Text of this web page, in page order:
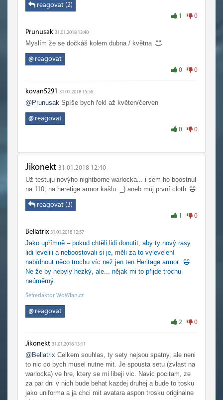
reagovat (2)
1 0
Prunusak 31.01.2018 13:40
Myslím že se dočkáš kolem dubna / května
@reagovat
0 0
kovan5291 31.01.2018 15:56
@Prunusak Spíše bych řekl až květen/červen
@reagovat
0 0
Jikonekt 31.01.2018 12:40
Už testuju novýho nightborne warlocka... i sem ho boostnul
na 110, na heretige armor kašlu :_) aneb můj první cloth
reagovat (3)
1 0
Bellatrix 31.01.2018 12:57
Jako upřímně – pokud chtěli lidi donutit, aby ty nový rasy
lidi levelili a neboostovali si je, měli za to vylevelení
nabídnout něco trochu víc než jen ten Heritage armor.
Ne že by nebyly hezký, ale... nějak mi to přijde trochu
neúměrný.
Šéfredaktor WoWfan.cz
@reagovat
2 0
Jikonekt 31.01.2018 13:11
@Bellatrix Celkem souhlas, ty sety nejsou spatny, ale neni
to nic co bych musel nutne mit. Je spousta setu (zvlast na
warlocka) ve hre, ktery se mi libeji vic. Navic pocitam, ze
za par dni v nich bude behat kazdej druhej a bude to tosku
jako uniforma a ja chci mit avatara aspon trosku originalne